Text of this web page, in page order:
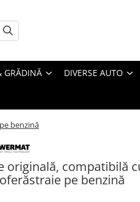
GRĂDINĂ DIVERSE AUTO
benzină
originală, compatibilă
pe benzină